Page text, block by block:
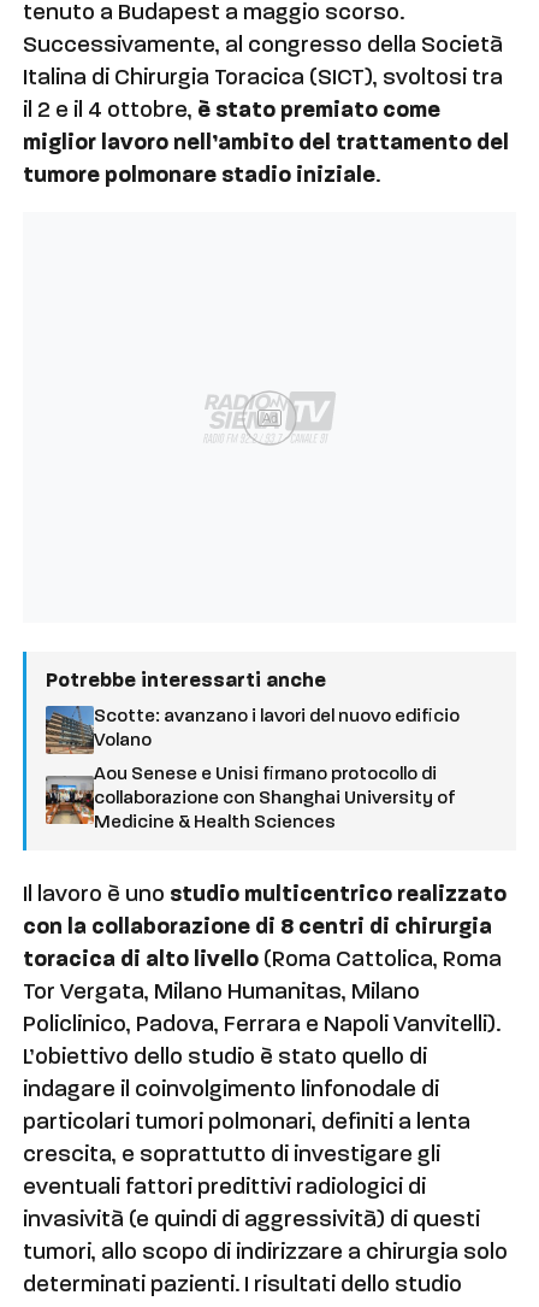
tenuto a Budapest a maggio scorso.
Successivamente, al congresso della Società
Italina di Chirurgia Toracica (SICT), svoltosi tra
il 2 e il 4 ottobre, è stato premiato come
miglior lavoro nell’ambito del trattamento del
tumore polmonare stadio iniziale.
Ad
Potrebbe interessarti anche
Scotte: avanzano i lavori del nuovo edificio
Volano
Aou Senese e Unisi firmano protocollo di
collaborazione con Shanghai University of
Medicine & Health Sciences
Il lavoro è uno studio multicentrico realizzato
con la collaborazione di 8 centri di chirurgia
toracica di alto livello (Roma Cattolica, Roma
Tor Vergata, Milano Humanitas, Milano
Policlinico, Padova, Ferrara e Napoli Vanvitelli).
L’obiettivo dello studio è stato quello di
indagare il coinvolgimento linfonodale di
particolari tumori polmonari, definiti a lenta
crescita, e soprattutto di investigare gli
eventuali fattori predittivi radiologici di
invasività (e quindi di aggressività) di questi
tumori, allo scopo di indirizzare a chirurgia solo
determinati pazienti. I risultati dello studio